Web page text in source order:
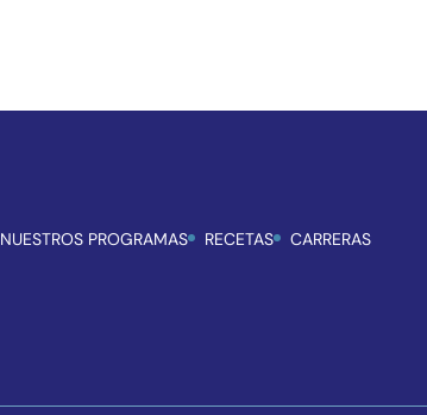
NUESTROS PROGRAMAS RECETAS CARRERAS